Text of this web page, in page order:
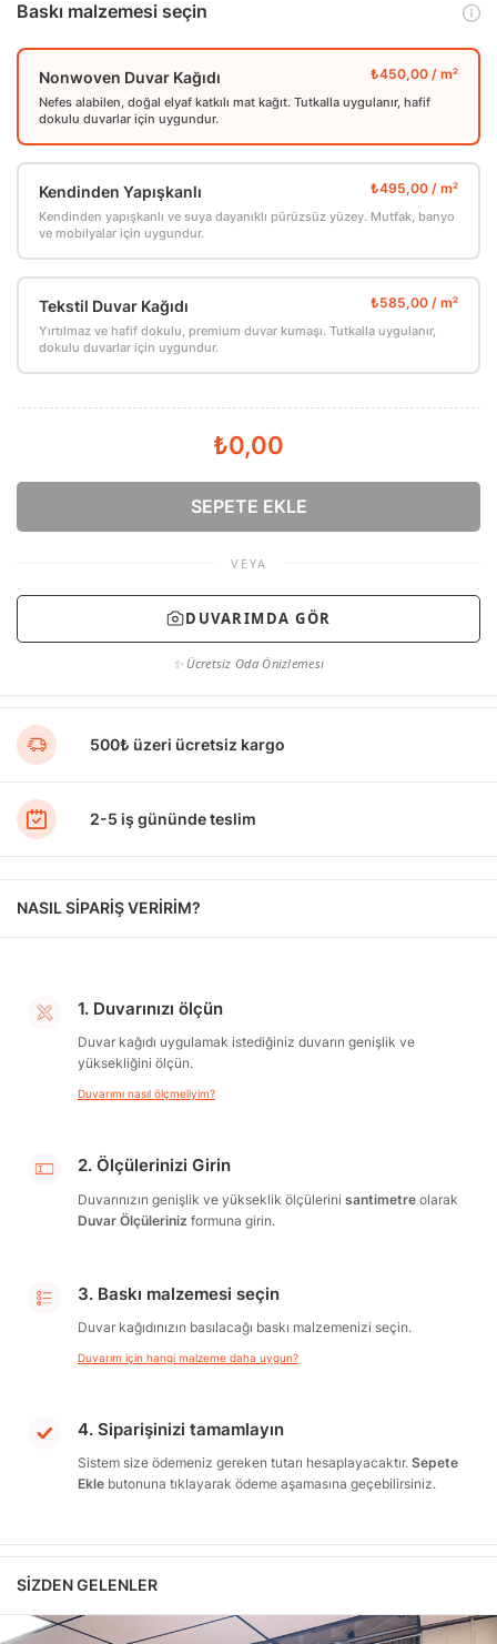
Baskı malzemesi seçin
Nonwoven Duvar Kağıdı
Nefes alabilen, doğal elyaf katkılı mat kağıt. Tutkalla uygulanır, hafif
dokulu duvarlar için uygundur.
Kendinden Yapışkanlı
Kendinden yapışkanlı ve suya dayanıklı pürüzsüz yüzey. Mutfak, banyo
ve mobilyalar için uygundur.
Tekstil Duvar Kağıdı
Yırtılmaz ve hafif dokulu, premium duvar kumaşı. Tutkalla uygulanır,
dokulu duvarlar için uygundur.
₺0,00
SEPETE EKLE
VEYA
DUVARIMDA GÖR
✨ Ücretsiz Oda Önizlemesi
500₺ üzeri ücretsiz kargo
2-5 iş gününde teslim
NASIL SİPARİŞ VERİRİM?
1. Duvarınızı ölçün
Duvar kağıdı uygulamak istediğiniz duvarın genişlik ve
yüksekliğini ölçün.
Duvarımı nasıl ölçmeliyim?
2. Ölçülerinizi Girin
Duvarınızın genişlik ve yükseklik ölçülerini santimetre olarak
Duvar Ölçüleriniz formuna girin.
3. Baskı malzemesi seçin
Duvar kağıdınızın basılacağı baskı malzemenizi seçin.
Duvarım için hangi malzeme daha uygun?
4. Siparişinizi tamamlayın
Sistem size ödemeniz gereken tutarı hesaplayacaktır. Sepete
Ekle butonuna tıklayarak ödeme aşamasına geçebilirsiniz.
SIZDEN GELENLER